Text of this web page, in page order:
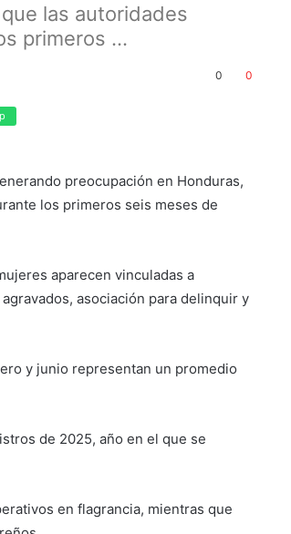
las autoridades
primeros ...
0 0
preocupación en Honduras,
los primeros seis meses de
aparecen vinculadas a
asociación para delinquir y
y junio representan un promedio
de 2025, año en el que se
en flagrancia, mientras que